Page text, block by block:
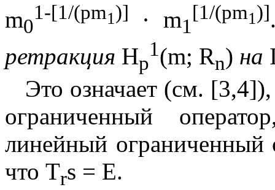
m0
1-[1/(pm1 )] · m1
[1/(pm1 )]
ретракция Hp
1(m; Rn) на
Это означает (см.
ограниченный
линейный ограниченный
что Trs = E.